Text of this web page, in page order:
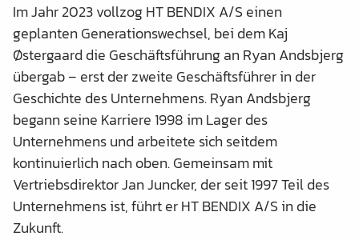
Im Jahr 2023 vollzog HT BENDIX A/S einen
geplanten Generationswechsel, bei dem Kaj
Østergaard die Geschäftsführung an Ryan Andsbjerg
übergab – erst der zweite Geschäftsführer in der
Geschichte des Unternehmens. Ryan Andsbjerg
begann seine Karriere 1998 im Lager des
Unternehmens und arbeitete sich seitdem
kontinuierlich nach oben. Gemeinsam mit
Vertriebsdirektor Jan Juncker, der seit 1997 Teil des
Unternehmens ist, führt er HT BENDIX A/S in die
Zukunft.